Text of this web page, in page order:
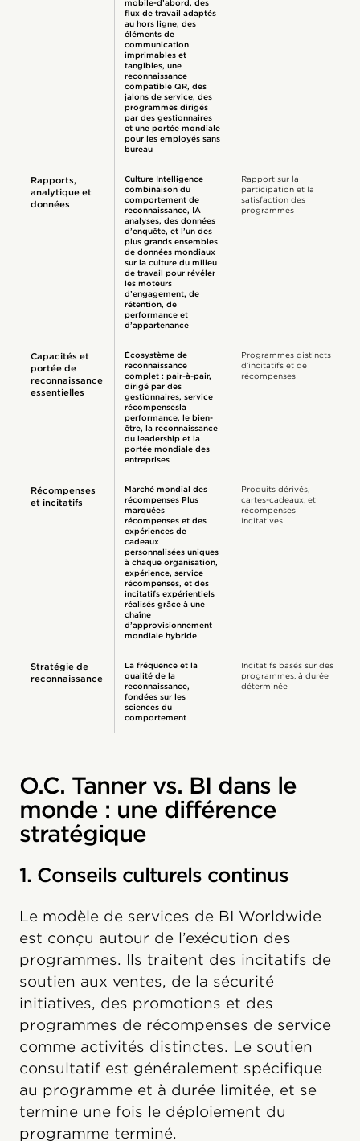
mobile-d’abord, des
flux de travail adaptés
au hors ligne, des
éléments de
communication
imprimables et
tangibles, une
reconnaissance
compatible QR, des
jalons de service, des
programmes dirigés
par des gestionnaires
et une portée mondiale
pour les employés sans
bureau
Rapports,
analytique et
données
Culture Intelligence
combinaison du
comportement de
reconnaissance, IA
analyses, des données
d’enquête, et l’un des
plus grands ensembles
de données mondiaux
sur la culture du milieu
de travail pour révéler
les moteurs
d’engagement, de
rétention, de
performance et
d’appartenance
Rapport sur la
participation et la
satisfaction des
programmes
Capacités et
portée de
reconnaissance
essentielles
Écosystème de
reconnaissance
complet : pair-à-pair,
dirigé par des
gestionnaires, service
récompensesla
performance, le bien-
être, la reconnaissance
du leadership et la
portée mondiale des
entreprises
Programmes distincts
d’incitatifs et de
récompenses
Récompenses
et incitatifs
Marché mondial des
récompenses Plus
marquées
récompenses et des
expériences de
cadeaux
personnalisées uniques
à chaque organisation,
expérience, service
récompenses, et des
incitatifs expérientiels
réalisés grâce à une
chaîne
d’approvisionnement
mondiale hybride
Produits dérivés,
cartes-cadeaux, et
récompenses
incitatives
Stratégie de
reconnaissance
La fréquence et la
qualité de la
reconnaissance,
fondées sur les
sciences du
comportement
Incitatifs basés sur des
programmes, à durée
déterminée
O.C. Tanner vs. BI dans le
monde : une différence
stratégique
1. Conseils culturels continus
Le modèle de services de BI Worldwide
est conçu autour de l’exécution des
programmes. Ils traitent des incitatifs de
soutien aux ventes, de la sécurité
initiatives, des promotions et des
programmes de récompenses de service
comme activités distinctes. Le soutien
consultatif est généralement spécifique
au programme et à durée limitée, et se
termine une fois le déploiement du
programme terminé.